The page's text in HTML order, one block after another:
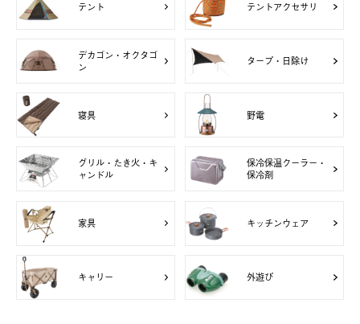
テント テントアクセサリ
デカゴン・オクタゴ
ン
タープ・日除け
寝具 野電
グリル・たき火・キ
ャンドル
保冷保温クーラー・
保冷剤
家具 キッチンウェア
キャリー 外遊び